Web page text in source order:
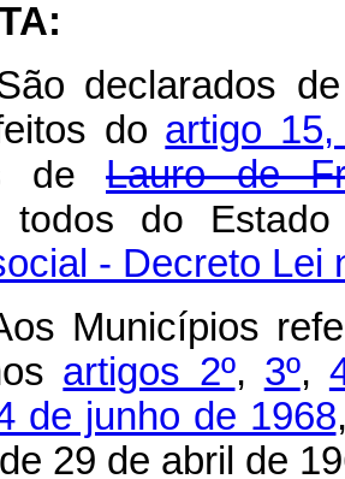
declarados
do artigo
de Lauro de
todos do
- Decreto Lei
Municípios
artigos 2º, 3º,
de junho de 1968
29 de abril de